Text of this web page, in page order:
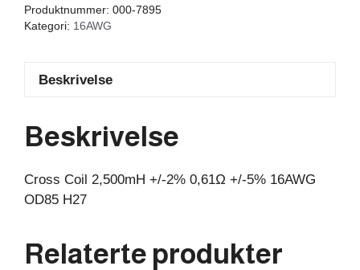
Produktnummer: 000-7895
Kategori: 16AWG
Beskrivelse
Beskrivelse
Cross Coil 2,500mH +/-2% 0,61Ω +/-5% 16AWG
OD85 H27
Relaterte produkter